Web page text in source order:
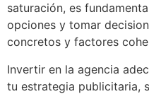
saturación, es
opciones y tomar
concretos y factores
Invertir en la agencia
tu estrategia publicitaria,